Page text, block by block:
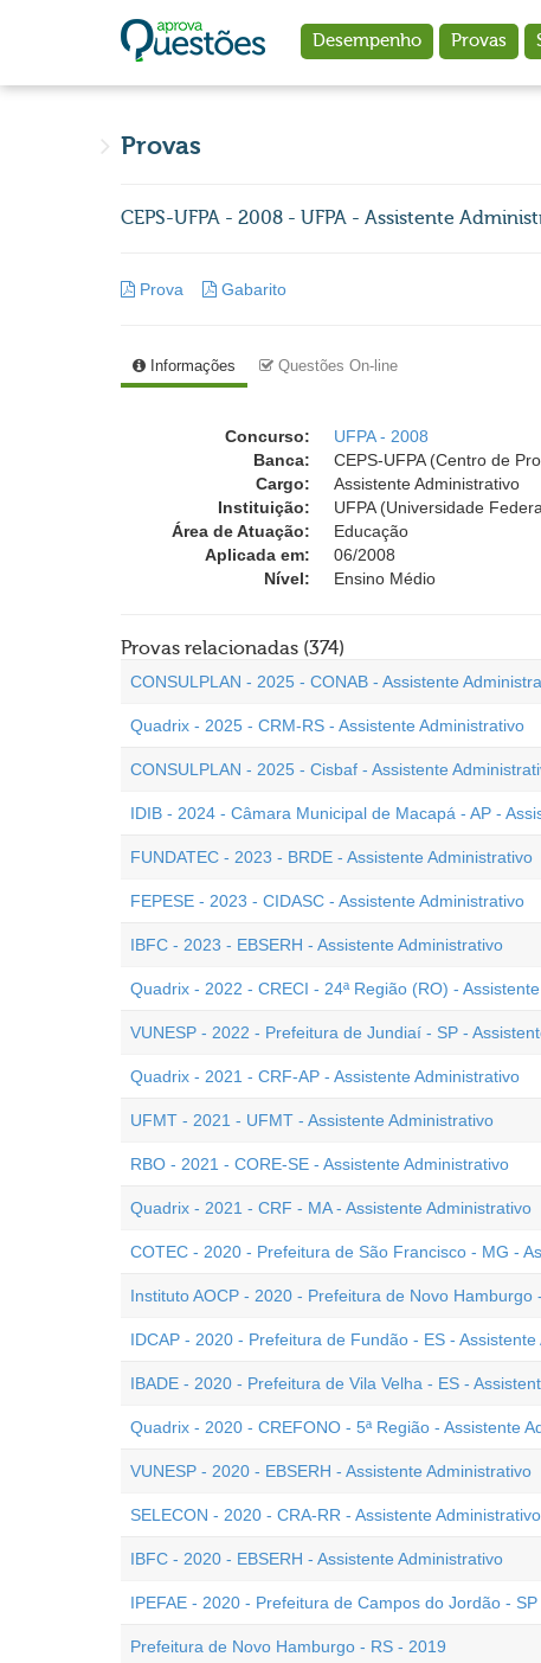
Desempenho Provas
Provas
CEPS-UFPA - 2008 - UFPA - Assistente
Prova Gabarito
Informações Questões On-line
Concurso:
UFPA - 2008
Banca:
CEPS-UFPA (Centro de
Cargo:
Assistente Administrativo
Instituição:
UFPA (Universidade
Área de Atuação:
Educação
Aplicada em:
06/2008
Nível:
Ensino Médio
Provas relacionadas (374)
CONSULPLAN - 2025 - CONAB - Assistente
Quadrix - 2025 - CRM-RS - Assistente Administrativo
CONSULPLAN - 2025 - Cisbaf - Assistente
IDIB - 2024 - Câmara Municipal de Macapá - AP -
FUNDATEC - 2023 - BRDE - Assistente Administrativo
FEPESE - 2023 - CIDASC - Assistente Administrativo
IBFC - 2023 - EBSERH - Assistente Administrativo
Quadrix - 2022 - CRECI - 24ª Região (RO) -
VUNESP - 2022 - Prefeitura de Jundiaí - SP -
Quadrix - 2021 - CRF-AP - Assistente Administrativo
UFMT - 2021 - UFMT - Assistente Administrativo
RBO - 2021 - CORE-SE - Assistente Administrativo
Quadrix - 2021 - CRF - MA - Assistente Administrativo
COTEC - 2020 - Prefeitura de São Francisco - MG -
Instituto AOCP - 2020 - Prefeitura de Novo Hamburgo
IDCAP - 2020 - Prefeitura de Fundão - ES - Assistente
IBADE - 2020 - Prefeitura de Vila Velha - ES -
Quadrix - 2020 - CREFONO - 5ª Região - Assistente
VUNESP - 2020 - EBSERH - Assistente Administrativo
SELECON - 2020 - CRA-RR - Assistente Administrativo
IBFC - 2020 - EBSERH - Assistente Administrativo
IPEFAE - 2020 - Prefeitura de Campos do Jordão -
Prefeitura de Novo Hamburgo - RS - 2019